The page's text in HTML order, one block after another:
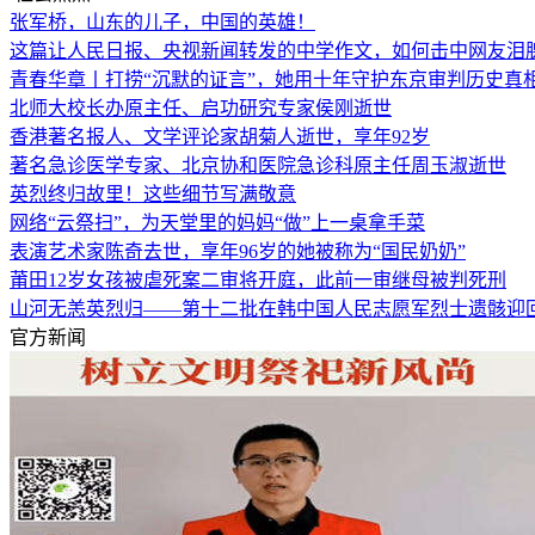
张军桥，山东的儿子，中国的英雄！
这篇让人民日报、央视新闻转发的中学作文，如何击中网友
青春华章丨打捞“沉默的证言”，她用十年守护东京审判历史真
北师大校长办原主任、启功研究专家侯刚逝世
香港著名报人、文学评论家胡菊人逝世，享年92岁
著名急诊医学专家、北京协和医院急诊科原主任周玉淑逝世
英烈终归故里！这些细节写满敬意
网络“云祭扫”，为天堂里的妈妈“做”上一桌拿手菜
表演艺术家陈奇去世，享年96岁的她被称为“国民奶奶”
莆田12岁女孩被虐死案二审将开庭，此前一审继母被判死刑
山河无恙英烈归——第十二批在韩中国人民志愿军烈士遗骸迎
官方新闻